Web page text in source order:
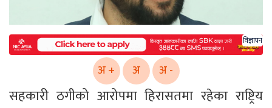
विज्ञापन
अ + अ अ -
सहकारी ठगीको आरोपमा हिरासतमा रहेका राष्ट्रिय